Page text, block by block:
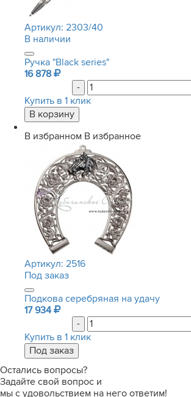
Артикул: 2303/40
В наличии
Ручка "Black series"
16 878
-
Купить в 1 клик
В избранном В избранное
Артикул: 2516
Под заказ
Подкова серебряная на удачу
17 934
-
Купить в 1 клик
Остались вопросы?
Задайте свой вопрос и
мы с удовольствием на него ответим!